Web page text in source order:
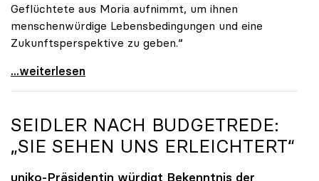
Geflüchtete aus Moria aufnimmt, um ihnen
menschenwürdige Lebensbedingungen und eine
Zukunftsperspektive zu geben.“
uniko-Appell zur Aufnahme von Geflüchteten aus
...weiterlesen
SEIDLER NACH BUDGETREDE:
„SIE SEHEN UNS ERLEICHTERT“
uniko-Präsidentin würdigt Bekenntnis der